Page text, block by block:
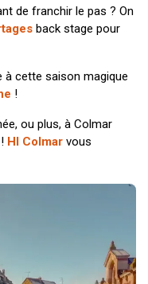
de franchir le pas ? On
back stage pour
à cette saison magique
!
ou plus, à Colmar
HI Colmar vous